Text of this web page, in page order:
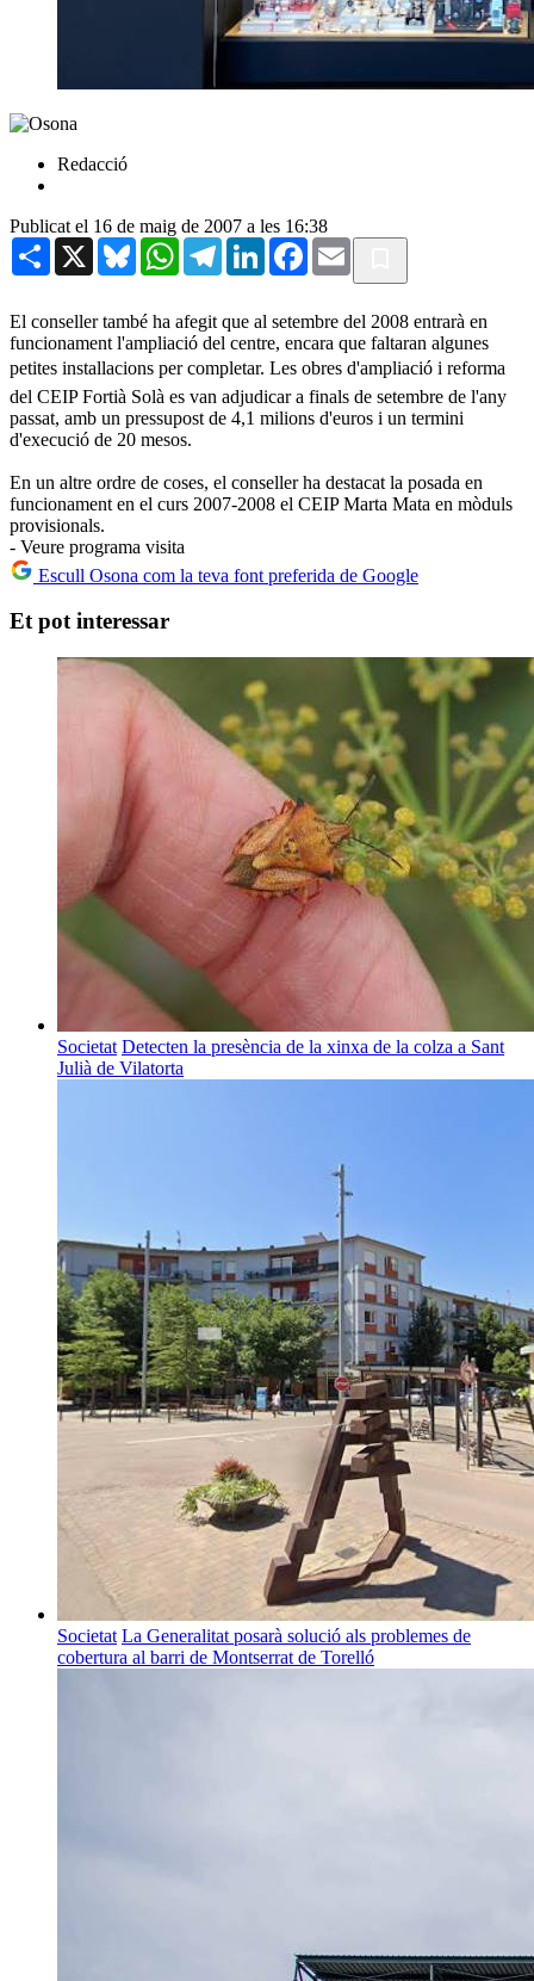
Redacció
Publicat el 16 de maig de 2007 a les 16:38
Share X BlueskyWhatsAppTelegramLinkedInFacebook
Email
El conseller també ha afegit que al setembre del 2008 entrarà en
funcionament l'ampliació del centre, encara que faltaran algunes
petites installacions per completar. Les obres d'ampliació i reforma
del CEIP Fortià Solà es van adjudicar a finals de setembre de l'any
passat, amb un pressupost de 4,1 milions d'euros i un termini
d'execució de 20 mesos.
En un altre ordre de coses, el conseller ha destacat la posada en
funcionament en el curs 2007-2008 el CEIP Marta Mata en mòduls
provisionals.
- Veure programa visita
Escull Osona com la teva font preferida de Google
Et pot interessar
Societat Detecten la presència de la xinxa de la colza a Sant
Julià de Vilatorta
Societat La Generalitat posarà solució als problemes de
cobertura al barri de Montserrat de Torelló